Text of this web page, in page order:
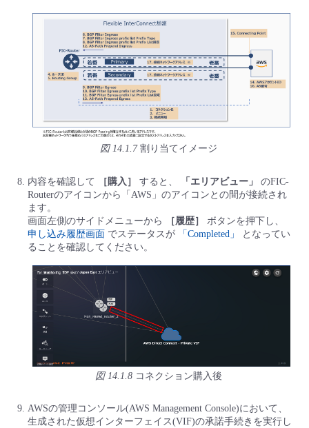
図 14.1.7 割り当てイメージ
内容を確認して ［購入］ すると、 「エリアビュー」
のFIC-
Routerのアイコンから「AWS」のアイコンとの間が接続され
ます。
画面左側のサイドメニューから
［履歴］
ボタンを押下し、
申し込み履歴画面 でステータスが 「Completed」
となってい
ることを確認してください。
図 14.1.8 コネクション購入後
AWSの管理コンソール(AWS Management Console)において、
生成された仮想インターフェイス(VIF)の承諾手続きを実行し